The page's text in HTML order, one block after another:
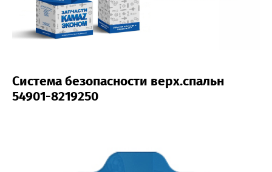
Система безопасности верх.спальн
54901-8219250